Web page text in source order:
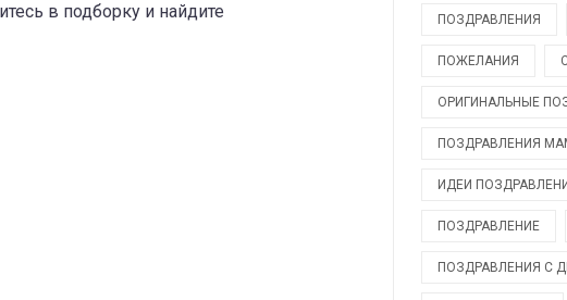
в подборку и найдите
ПОЗДРАВЛЕНИЯ
ПОЖЕЛАНИЯ
ОРИГИНАЛЬНЫЕ
ПОЗДРАВЛЕНИЯ
ИДЕИ
ПОЗДРАВЛЕНИЕ
ПОЗДРАВЛЕНИЯ С